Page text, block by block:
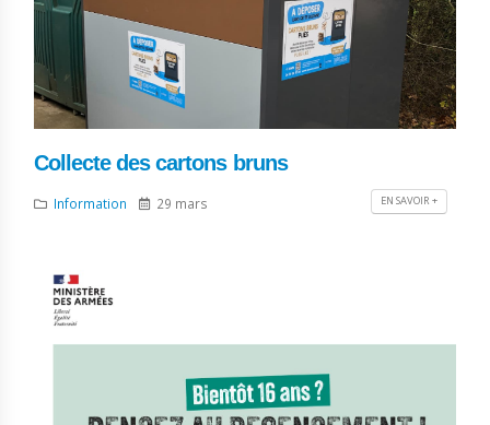
Collecte des cartons bruns
Information 29 mars EN SAVOIR +